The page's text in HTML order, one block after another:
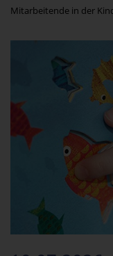
Mitarbeitende in der